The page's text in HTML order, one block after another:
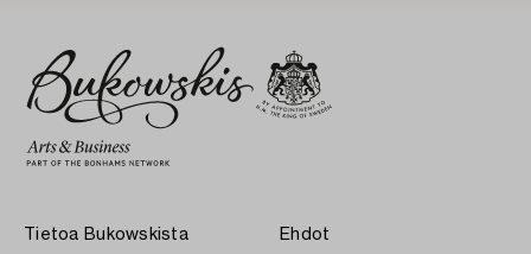
Tietoa Bukowskista Ehdot